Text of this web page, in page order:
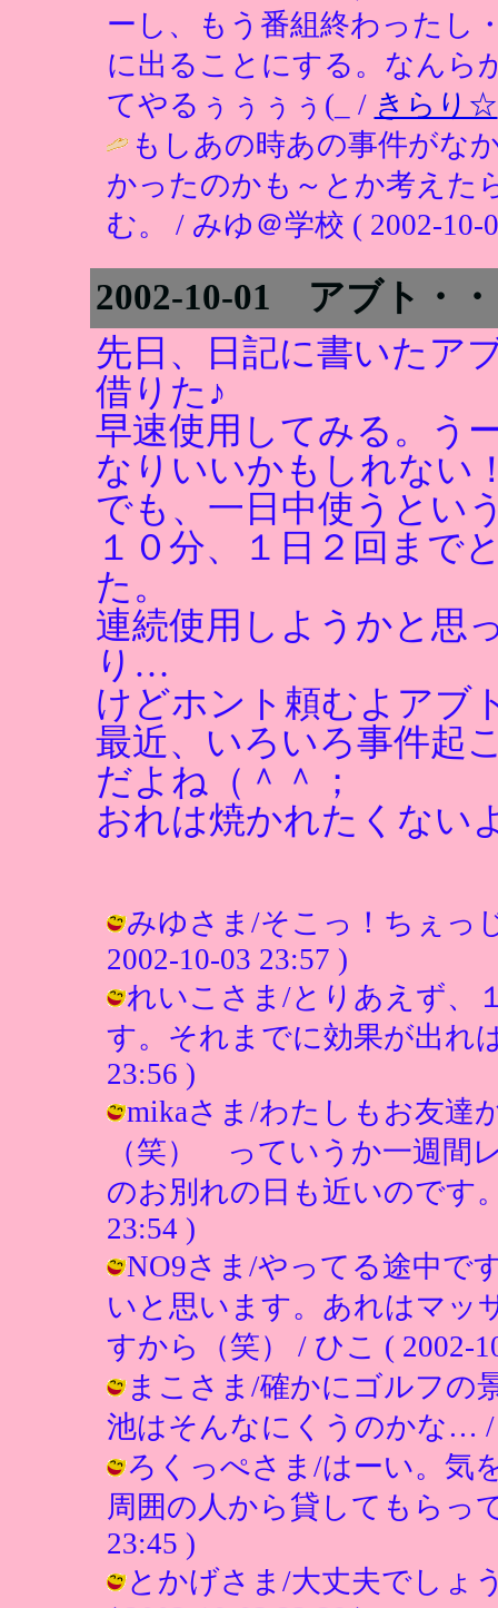
ーし、もう番組終わったし
に出ることにする。なんら
てやるぅぅぅぅ(_ / きらり☆
もしあの時あの事件がな
かったのかも～とか考えた
む。 / みゆ＠学校 ( 2002-10-
2002-10-01 アブト・
先日、日記に書いたア
借りた♪
早速使用してみる。う
なりいいかもしれない
でも、一日中使うとい
１０分、１日２回まで
た。
連続使用しようかと思
り…
けどホント頼むよアブ
最近、いろいろ事件起
だよね（＾＾；
おれは焼かれたくない
みゆさま/そこっ！ちぇっ
2002-10-03 23:57 )
れいこさま/とりあえず、
す。それまでに効果が出れ
23:56 )
mikaさま/わたしもお友達
（笑） っていうか一週間
のお別れの日も近いのです
23:54 )
NO9さま/やってる途中で
いと思います。あれはマッ
すから（笑） / ひこ ( 2002-
まこさま/確かにゴルフの
池はそんなにくうのかな… /
ろくっぺさま/はーい。気
周囲の人から貸してもらっ
23:45 )
とかげさま/大丈夫でしょ